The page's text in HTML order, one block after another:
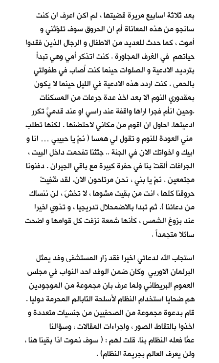
بعد ثلاثة اسابيع مريرة قضيتها ، لم اكن اعرف ان كنت
سانجو من هذه المعاناة أم ان الحروق سوف تلوّثني و
أموت ، كما حدث للعديد من الاطفال و الرجال الذين فقدوا
حياتهم في الغرف المجاورة . كنت اتذكر أمي وهي تبدأ
بترديد الادعية و الصلوات حينما كنت اُصاب في طفولتي
بالحمى . كنت اردد هذه الادعية في الليل حينما لا يكون
بمقدوري النوم الا بعد اخذ عدة جرعات من المسكنات
.وحين انأم فجرا اراها واقفة عند راسي او عند قدميَّ تكرر
ادعيتها. احاول ان اقوم من مكاني لاحتضنها . لكنها تطلب
مني العودة للنوم و تقول لي همسا ( نَمْ يا حبيبي … انا و
ابيك و اخواتك الان في الجنة .. جثثنا تفحمت داخل البيت ،
الجرافات ألقتْ بنا في حفرة كبيرة مع باقي الجيران . دفنونا
مجتمعين . نَمْ يا بني ، نحن مرتاحون الان. لقد شُفِيتْ
حروقنا كلها ، انت من بقيت مشوها ، لا تخشَ ، لن ننساك
من دعائنا ). ثم تبدا بالاضمحلال تدريجيا ، و تذوي اخيرا
عند بزوغ الشمس ، كأنها شمعة نزفت كل قوامها و اضحت
سائلا متجمداً .
استجاب الله لدعائي اخيرا فقد زار المستشفى وفد يمثل
البرلمان الاوربي وكان ضمن الوفد احد النواب في مجلس
العموم البريطاني ولما عرف بان مجموعة من الموجودين
هم ضحايا استخدام النظام لأسلحة النّابالم المحرمة دوليا .
قام بدعوة مجموعة من الصحفيين من جنسيات متعددة و
اخذوا بالتقاط الصور ، واجراءات المقالات ، وسؤالنا
عمّا فعله النظام بنا. قلت ُلهم : ( سوف نموت اذا بقينا هنا ،
ولن يعرف العالم بجريمة النظام) .